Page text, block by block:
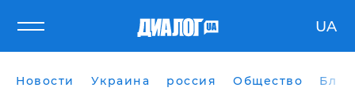
UA
Новости Украина россия Общество